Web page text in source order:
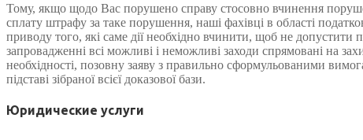
Тому, якщо щодо Вас порушено справу стосовно вчинення
сплату штрафу за таке порушення, наші фахівці в області
приводу того, які саме дії необхідно вчинити, щоб не допустити
запровадженні всі можливі і неможливі заходи спрямовані на
необхідності, позовну заяву з правильно сформульованими
підставі зібраної всієї доказової бази.
Юридические услуги